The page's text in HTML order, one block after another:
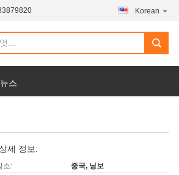
Korean
스
세 정보:
소:
중국, 닝보